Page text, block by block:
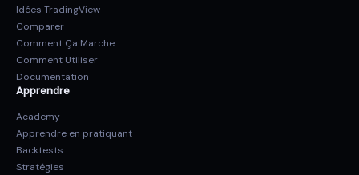
Idées TradingView
Comparer
Comment Ça Marche
Comment Utiliser
Documentation
Apprendre
Academy
Apprendre en pratiquant
Backtests
Stratégies